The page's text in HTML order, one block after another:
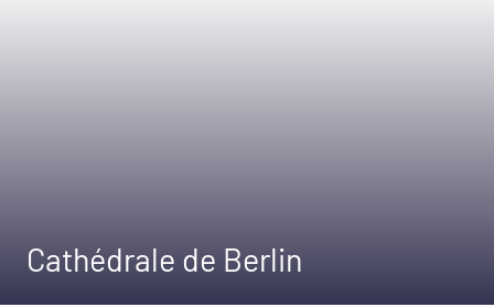
Cathédrale de Berlin